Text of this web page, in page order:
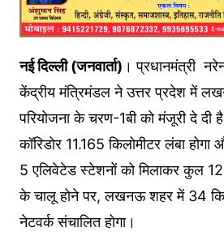
नई दिल्ली (जनवार्ता) । प्रधानमंत्री
केंद्रीय मंत्रिमंडल ने उत्तर प्रदेश में
परियोजना के चरण-1बी को मंजूरी दे दी
कॉरिडोर 11.165 किलोमीटर लंबा
5 एलिवेटेड स्‍टेशनों को मिलाकर कुल
के चालू होने पर, लखनऊ शहर में 34
नेटवर्क संचा‍लित होगा।